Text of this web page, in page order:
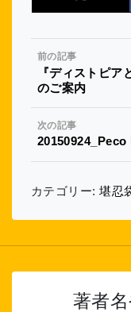
前の記事
『ディストピア
のご案内
次の記事
カテゴリー:堪忍
著者